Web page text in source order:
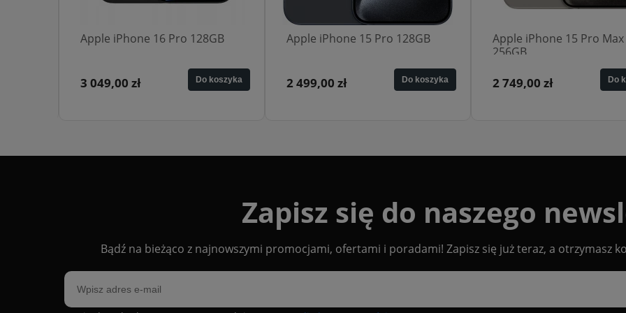
Apple iPhone 16 Pro 128GB
3 049,00 zł Do koszyka
Apple iPhone 15 Pro 128GB
2 499,00 zł Do koszyka
Apple iPhone 15 Pro Max
256GB
2 749,00 zł Do
Zapisz się do naszego
Bądź na bieżąco z najnowszymi promocjami, ofertami i poradami! Zapisz się już teraz, a otrzymasz